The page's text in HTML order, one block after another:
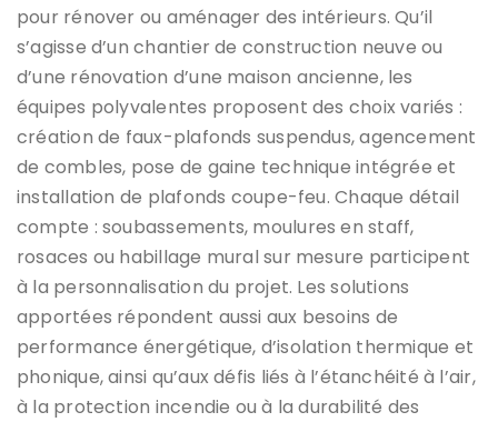
pour rénover ou aménager des intérieurs. Qu’il
s’agisse d’un chantier de construction neuve ou
d’une rénovation d’une maison ancienne, les
équipes polyvalentes proposent des choix variés :
création de faux-plafonds suspendus, agencement
de combles, pose de gaine technique intégrée et
installation de plafonds coupe-feu. Chaque détail
compte : soubassements, moulures en staff,
rosaces ou habillage mural sur mesure participent
à la personnalisation du projet. Les solutions
apportées répondent aussi aux besoins de
performance énergétique, d’isolation thermique et
phonique, ainsi qu’aux défis liés à l’étanchéité à l’air,
à la protection incendie ou à la durabilité des